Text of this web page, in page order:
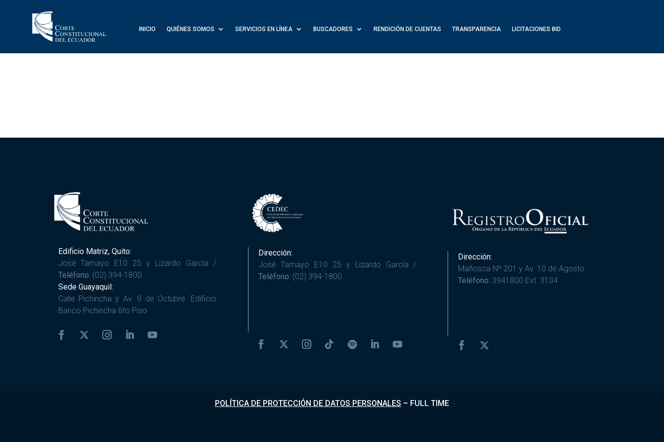
INICIO QUIÉNES SOMOS SERVICIOS EN LÍNEA BUSCADORES RENDICIÓN DE CUENTAS TRANSPARENCIA LICITACIONES BID
Edificio Matriz, Quito:
José Tamayo E10 25 y Lizardo García /
Teléfono: (02) 394-1800
Sede Guayaquil:
Calle Pichincha y Av. 9 de Octubre. Edificio
Banco Pichincha 6to Piso
Dirección:
José Tamayo E10 25 y Lizardo García /
Teléfono: (02) 394-1800
Dirección:
Mañosca Nº 201 y Av. 10 de Agosto
Teléfono: 3941800 Ext. 3134
POLÍTICA DE PROTECCIÓN DE DATOS PERSONALES – FULL TIME